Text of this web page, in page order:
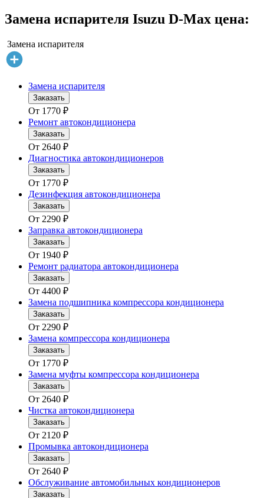
Замена испарителя Isuzu D-Max цена:
Замена испарителя
Замена испарителя
Заказать
От 1770 ₽
Ремонт автокондиционера
Заказать
От 2640 ₽
Диагностика автокондиционеров
Заказать
От 1770 ₽
Дезинфекция автокондиционера
Заказать
От 2290 ₽
Заправка автокондиционера
Заказать
От 1940 ₽
Ремонт радиатора автокондиционера
Заказать
От 4400 ₽
Замена подшипника компрессора кондиционера
Заказать
От 2290 ₽
Замена компрессора кондиционера
Заказать
От 1770 ₽
Замена муфты компрессора кондиционера
Заказать
От 2640 ₽
Чистка автокондиционера
Заказать
От 2120 ₽
Промывка автокондиционера
Заказать
От 2640 ₽
Обслуживание автомобильных кондиционеров
Заказать